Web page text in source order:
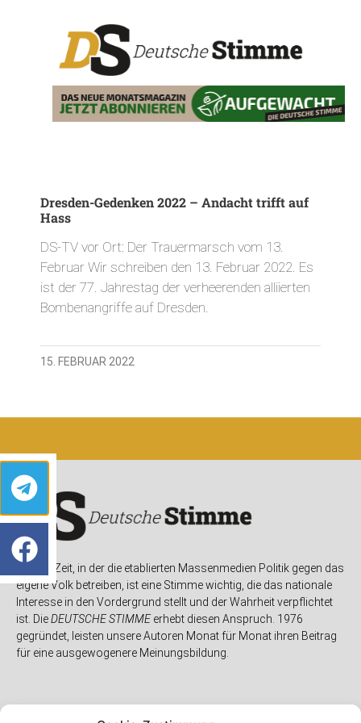
Dresden-Gedenken 2022 – Andacht trifft auf
Hass
DS-TV vor Ort: Der Trauermarsch vom 13.
Februar Wir schreiben den 13. Februar 2022. Es
ist der 77. Jahrestag der verheerenden alliierten
Bombenangriffe auf Dresden.
15. FEBRUAR 2022
In einer Zeit, in der die etablierten Massenmedien Politik gegen das
eigene Volk betreiben, ist eine Stimme wichtig, die das nationale
Interesse in den Vordergrund stellt und der Wahrheit verpflichtet
ist. DieDEUTSCHE STIMMEerhebt diesen Anspruch. 1976
gegründet, leisten unsere Autoren Monat für Monat ihren Beitrag
für eine ausgewogenere Meinungsbildung.